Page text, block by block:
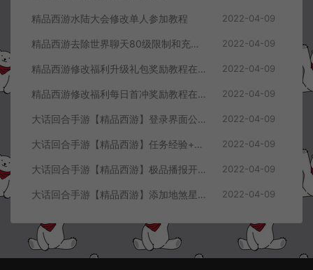
精品西游水陆大会修改单人参加教程 2022-04-09
精品西游去除世界聊天80级限制和充值60元限制教程 2022-04-09
精品西游修改福利升级礼包奖励教程在客户端同步显示 2022-04-09
精品西游修改福利每日首冲奖励教程在客户端显示 2022-04-09
大话回合手游【精品西游】登录界面公告+进游戏攻略修改教程 2022-04-09
大话回合手游【精品西游】任务经验+掉落物品修改教程 2022-04-09
大话回合手游【精品西游】极品播报开启教程 2022-04-09
大话回合手游【精品西游】添加地煞星及世界BOSS刷新数量教程 2022-04-09